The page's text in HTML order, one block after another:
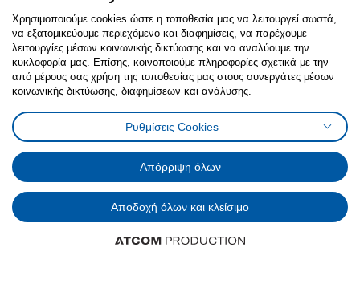
Follow us:
FacebookInstagram
TikTok YoutubePinterestTwitter
Έντυπο Επιστροφής / ΑκύρωσηςΡυθμίσεις cookies
Γενική Πολιτική Προσωπικών Δεδομένων
Πολιτική Προσωπικών Δεδομένων για IKEA.com.cy
Χρησιμοποιούμε cookies ώστε η τοποθεσία μας να λειτουργεί σωστά,
να εξατομικεύουμε περιεχόμενο και διαφημίσεις, να παρέχουμε
λειτουργίες μέσων κοινωνικής δικτύωσης και να αναλύουμε την
κυκλοφορία μας. Επίσης, κοινοποιούμε πληροφορίες σχετικά με την
από μέρους σας χρήση της τοποθεσίας μας στους συνεργάτες μέσων
κοινωνικής δικτύωσης, διαφημίσεων και ανάλυσης.
Ρυθμίσεις Cookies
Απόρριψη όλων
Αποδοχή όλων και κλείσιμο